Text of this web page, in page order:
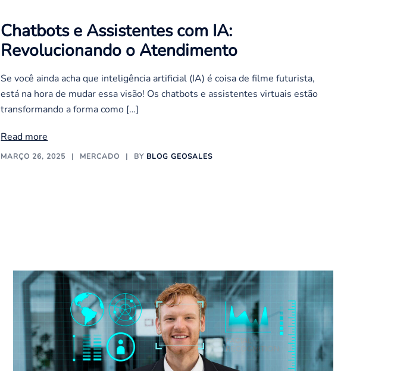
Chatbots e Assistentes com IA:
Revolucionando o Atendimento
Se você ainda acha que inteligência artificial (IA) é coisa de filme futurista,
está na hora de mudar essa visão! Os chatbots e assistentes virtuais estão
transformando a forma como […]
Read more
MARÇO 26, 2025 MERCADO BY BLOG GEOSALES